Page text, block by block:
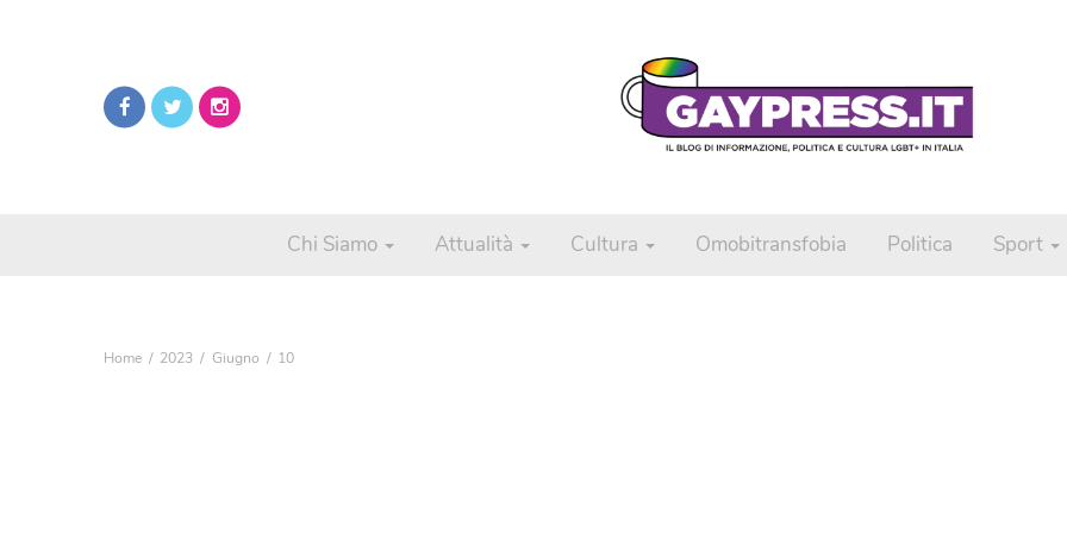
Chi Siamo Attualità Cultura Omobitransfobia Politica Sport
Home 2023 Giugno 10